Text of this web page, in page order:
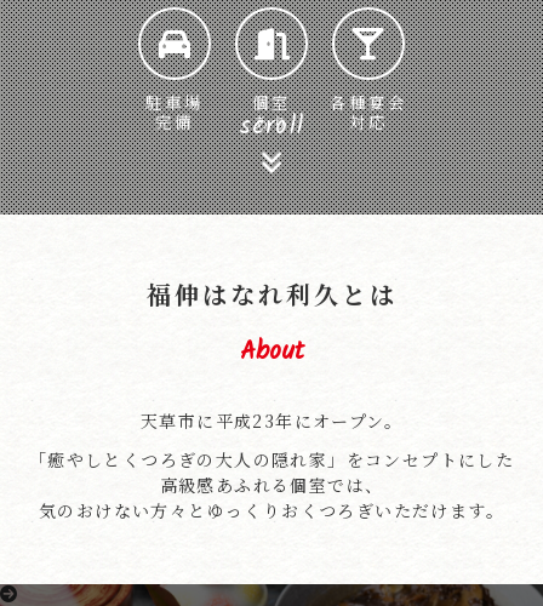
駐車場
完備
個室
あり
各種宴会
対応
scroll
福伸はなれ利久とは
About
天草市に平成23年にオープン。
「癒やしとくつろぎの大人の隠れ家」をコンセプトにした
高級感あふれる個室では、
気のおけない方々とゆっくりおくつろぎいただけます。